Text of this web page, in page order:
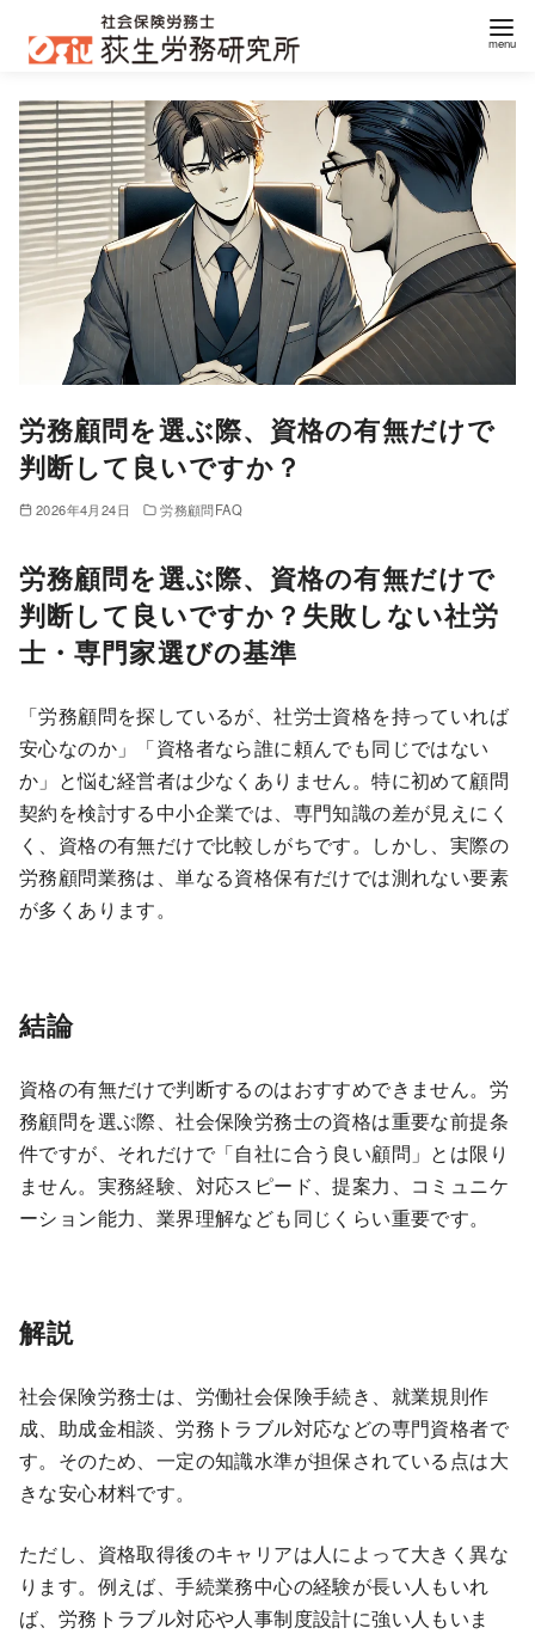
労務顧問を選ぶ際、資格の有無だけで
判断して良いですか？
2026年4月24日 労務顧問FAQ
労務顧問を選ぶ際、資格の有無だけで
判断して良いですか？失敗しない社労
士・専門家選びの基準
「労務顧問を探しているが、社労士資格を持っていれば
安心なのか」「資格者なら誰に頼んでも同じではない
か」と悩む経営者は少なくありません。特に初めて顧問
契約を検討する中小企業では、専門知識の差が見えにく
く、資格の有無だけで比較しがちです。しかし、実際の
労務顧問業務は、単なる資格保有だけでは測れない要素
が多くあります。
結論
資格の有無だけで判断するのはおすすめできません。労
務顧問を選ぶ際、社会保険労務士の資格は重要な前提条
件ですが、それだけで「自社に合う良い顧問」とは限り
ません。実務経験、対応スピード、提案力、コミュニケ
ーション能力、業界理解なども同じくらい重要です。
解説
社会保険労務士は、労働社会保険手続き、就業規則作
成、助成金相談、労務トラブル対応などの専門資格者で
す。そのため、一定の知識水準が担保されている点は大
きな安心材料です。
ただし、資格取得後のキャリアは人によって大きく異な
ります。例えば、手続業務中心の経験が長い人もいれ
ば、労務トラブル対応や人事制度設計に強い人もいま